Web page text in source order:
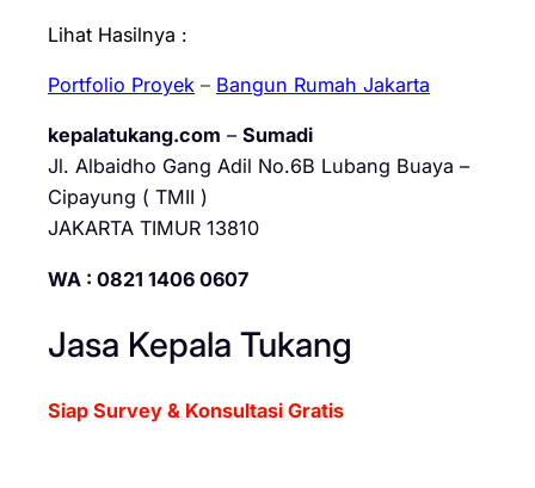
Lihat Hasilnya :
Portfolio Proyek – Bangun Rumah Jakarta
kepalatukang.com – Sumadi
Jl. Albaidho Gang Adil No.6B Lubang Buaya –
Cipayung ( TMII )
JAKARTA TIMUR 13810
WA : 0821 1406 0607
Jasa Kepala Tukang
Siap Survey & Konsultasi Gratis